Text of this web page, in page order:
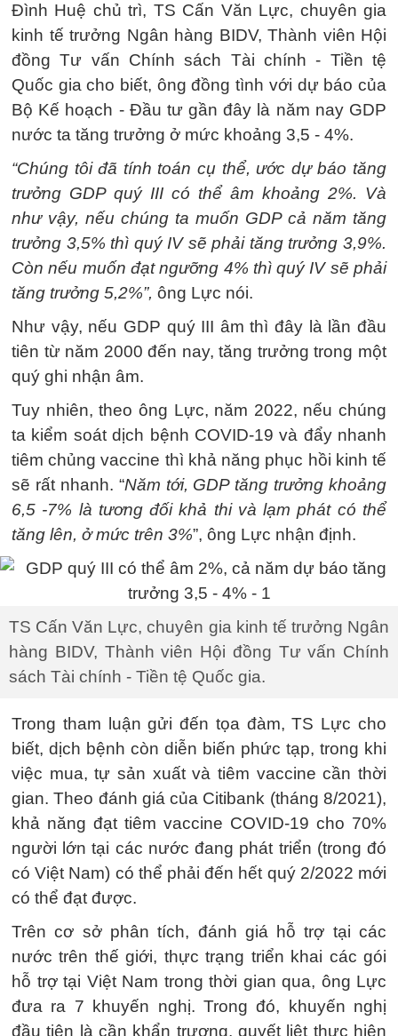
Đình Huệ chủ trì, TS Cấn Văn Lực, chuyên gia
kinh tế trưởng Ngân hàng BIDV, Thành viên Hội
đồng Tư vấn Chính sách Tài chính - Tiền tệ
Quốc gia cho biết, ông đồng tình với dự báo của
Bộ Kế hoạch - Đầu tư gần đây là năm nay GDP
nước ta tăng trưởng ở mức khoảng 3,5 - 4%.
“Chúng tôi đã tính toán cụ thể, ước dự báo tăng
trưởng GDP quý III có thể âm khoảng 2%. Và
như vậy, nếu chúng ta muốn GDP cả năm tăng
trưởng 3,5% thì quý IV sẽ phải tăng trưởng 3,9%.
Còn nếu muốn đạt ngưỡng 4% thì quý IV sẽ phải
tăng trưởng 5,2%”, ông Lực nói.
Như vậy, nếu GDP quý III âm thì đây là lần đầu
tiên từ năm 2000 đến nay, tăng trưởng trong một
quý ghi nhận âm.
Tuy nhiên, theo ông Lực, năm 2022, nếu chúng
ta kiểm soát dịch bệnh COVID-19 và đẩy nhanh
tiêm chủng vaccine thì khả năng phục hồi kinh tế
sẽ rất nhanh. “Năm tới, GDP tăng trưởng khoảng
6,5 -7% là tương đối khả thi và lạm phát có thể
tăng lên, ở mức trên 3%”, ông Lực nhận định.
TS Cấn Văn Lực, chuyên gia kinh tế trưởng Ngân
hàng BIDV, Thành viên Hội đồng Tư vấn Chính
sách Tài chính - Tiền tệ Quốc gia.
Trong tham luận gửi đến tọa đàm, TS Lực cho
biết, dịch bệnh còn diễn biến phức tạp, trong khi
việc mua, tự sản xuất và tiêm vaccine cần thời
gian. Theo đánh giá của Citibank (tháng 8/2021),
khả năng đạt tiêm vaccine COVID-19 cho 70%
người lớn tại các nước đang phát triển (trong đó
có Việt Nam) có thể phải đến hết quý 2/2022 mới
có thể đạt được.
Trên cơ sở phân tích, đánh giá hỗ trợ tại các
nước trên thế giới, thực trạng triển khai các gói
hỗ trợ tại Việt Nam trong thời gian qua, ông Lực
đưa ra 7 khuyến nghị. Trong đó, khuyến nghị
đầu tiên là cần khẩn trương, quyết liệt thực hiện